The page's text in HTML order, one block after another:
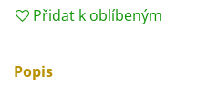
Přidat k oblíbeným
Popis